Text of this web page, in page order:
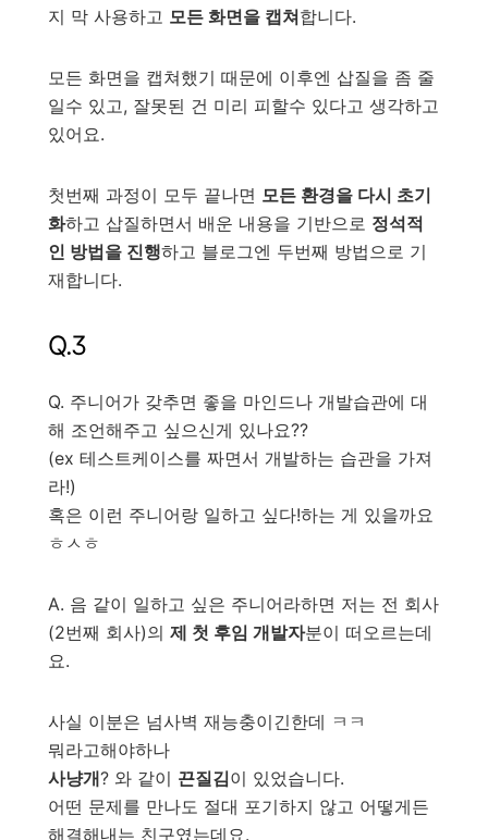
지 막 사용하고 모든 화면을 캡쳐합니다.
모든 화면을 캡쳐했기 때문에 이후엔 삽질을 좀 줄
일수 있고, 잘못된 건 미리 피할수 있다고 생각하고
있어요.
첫번째 과정이 모두 끝나면 모든 환경을 다시 초기
화하고 삽질하면서 배운 내용을 기반으로 정석적
인 방법을 진행하고 블로그엔 두번째 방법으로 기
재합니다.
Q.3
Q. 주니어가 갖추면 좋을 마인드나 개발습관에 대
해 조언해주고 싶으신게 있나요??
(ex 테스트케이스를 짜면서 개발하는 습관을 가져
라!)
혹은 이런 주니어랑 일하고 싶다!하는 게 있을까요
ㅎㅅㅎ
A. 음 같이 일하고 싶은 주니어라하면 저는 전 회사
(2번째 회사)의 제 첫 후임 개발자분이 떠오르는데
요.
사실 이분은 넘사벽 재능충이긴한데 ㅋㅋ
뭐라고해야하나
사냥개? 와 같이 끈질김이 있었습니다.
어떤 문제를 만나도 절대 포기하지 않고 어떻게든
해결해내는 친구였는데요.